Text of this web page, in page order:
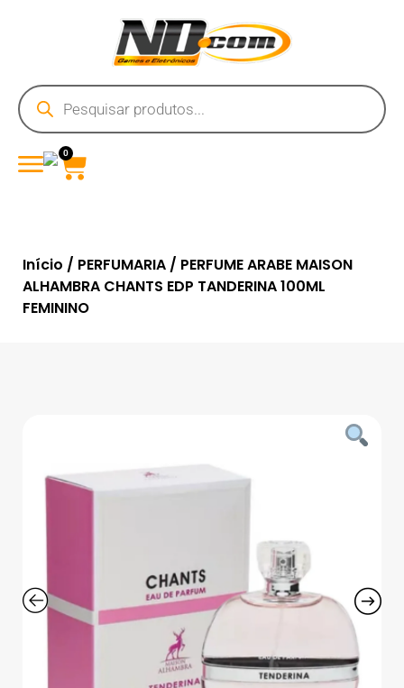
0
Início / PERFUMARIA / PERFUME ARABE MAISON
ALHAMBRA CHANTS EDP TANDERINA 100ML
FEMININO